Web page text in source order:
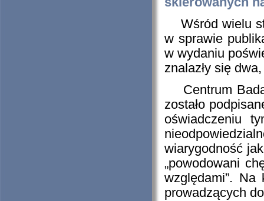
Wśród wielu
w sprawie
w wydaniu
znalazły się
Centrum
zostało
oświadczeniu
wiarygodność
„powodowani
względami”. Na
prowadzących